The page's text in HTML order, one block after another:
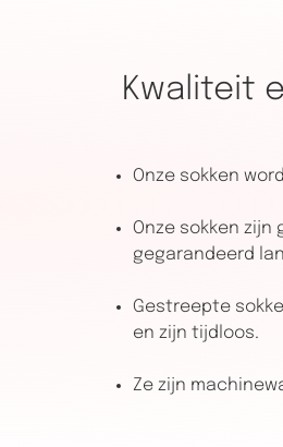
Kwaliteit
Onze sokken
Onze sokken
gegarandeerd
Gestreepte
en zijn tijdloos.
Ze zijn